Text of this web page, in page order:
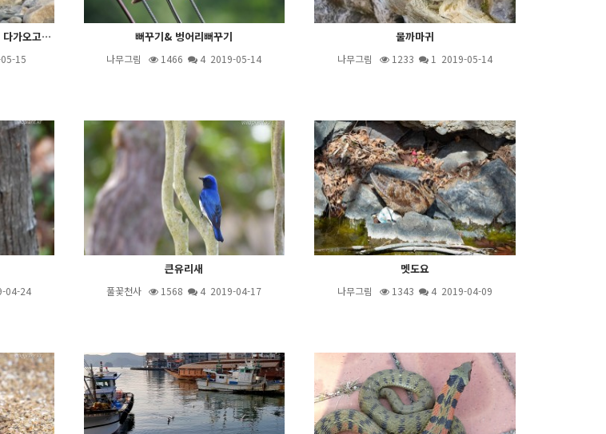
꼬마물떼새 이소하는날.. 누룩뱀이 다가오고~~
15
뻐꾸기& 벙어리뻐꾸기
나무그림 1466 4 2019-05-14
물까마귀
나무그림 1233 1 2019-05-14
04-24
큰유리새
풀꽃천사 1568 4 2019-04-17
멧도요
나무그림 1343 4 2019-04-09